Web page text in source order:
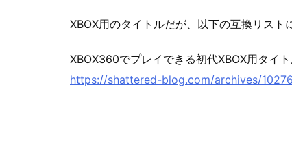
XBOX用のタイトルだが、以下の互換リスト
XBOX360でプレイできる初代XBOX用タイ
https://shattered-blog.com/archives/10276